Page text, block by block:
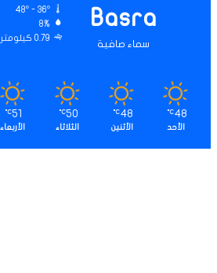
Basra
سماء صافية
48º - 36º
8%
0.79 كيلومتر/ساعة
48
℃
الأحد
48
℃
الأثنين
50
℃
الثلاثاء
51
℃
الأربعاء